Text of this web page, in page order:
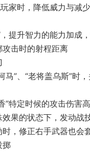
玩家时，降低威力与减
，提升智力的能力加成
攻击时的射程距离
马”、“老将盖乌斯”
”特定时候的攻击伤害
效果的状态下，发动战
时，修正右手武器也会
掷